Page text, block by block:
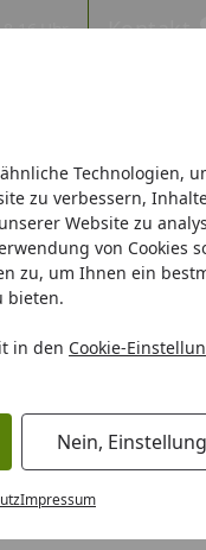
Technologien,
zu verbessern,
Website zu
von Cookies
zu, um Ihnen ein
bieten.
in den Cookie-
Nein,
Impressum
8-16 Uhr Kontakt
Carport/
inkl.
im Sorglos-
für